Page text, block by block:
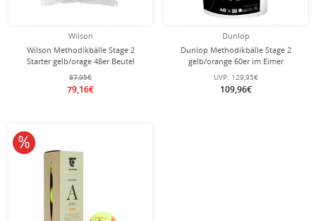
Wilson
Wilson Methodikbälle Stage 2
Starter gelb/orage 48er Beutel
87,95€
79,16€
Dunlop
Dunlop Methodikbälle Stage 2
gelb/orange 60er im Eimer
UVP: 129,95€
109,96€
10% reduziert